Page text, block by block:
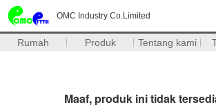
OMC Industry Co.Limited
Rumah Produk Tentang kami
Maaf, produk ini tidak